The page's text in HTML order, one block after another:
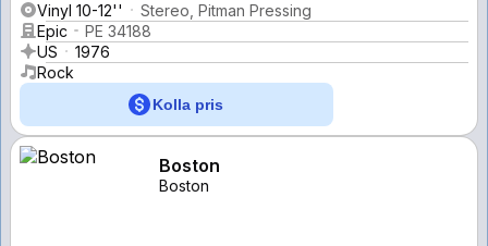
Vinyl 10-12''
Stereo, Pitman Pressing
Epic
PE 34188
US
1976
Rock
Kolla pris
Boston
Boston